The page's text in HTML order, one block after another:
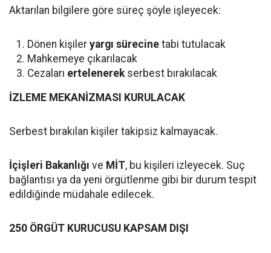
Aktarılan bilgilere göre süreç şöyle işleyecek:
Dönen kişiler yargı sürecine tabi tutulacak
Mahkemeye çıkarılacak
Cezaları ertelenerekserbest bırakılacak
İZLEME MEKANİZMASI KURULACAK
Serbest bırakılan kişiler takipsiz kalmayacak.
İçişleri Bakanlığı ve MİT, bu kişileri izleyecek. Suç
bağlantısı ya da yeni örgütlenme gibi bir durum tespit
edildiğinde müdahale edilecek.
250 ÖRGÜT KURUCUSU KAPSAM DIŞI